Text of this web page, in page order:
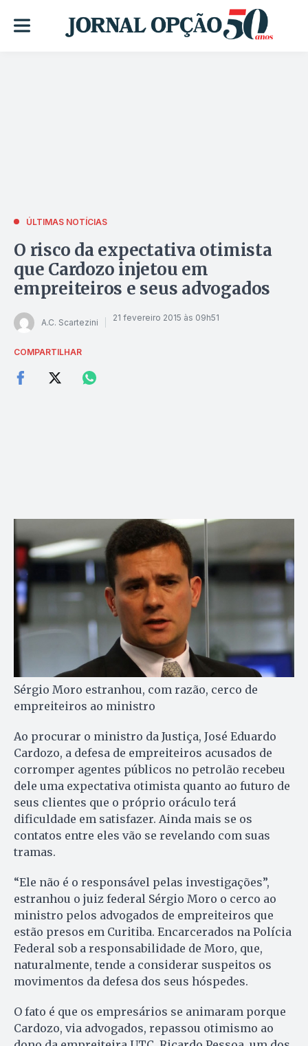
ÚLTIMAS NOTÍCIAS
O risco da expectativa otimista
que Cardozo injetou em
empreiteiros e seus advogados
A.C. Scartezini 21 fevereiro 2015 às 09h51
COMPARTILHAR
Sérgio Moro estranhou, com razão, cerco de
empreiteiros ao ministro
Ao procurar o ministro da Justiça, José Eduardo
Cardozo, a defesa de empreiteiros acusados de
corromper agentes públicos no petrolão recebeu
dele uma expectativa otimista quanto ao futuro de
seus clientes que o próprio oráculo terá
dificuldade em satisfazer. Ainda mais se os
contatos entre eles vão se revelando com suas
tramas.
“Ele não é o responsável pelas investigações”,
estranhou o juiz federal Sérgio Moro o cerco ao
ministro pelos advogados de empreiteiros que
estão presos em Curitiba. Encarcerados na Polícia
Federal sob a responsabilidade de Moro, que,
naturalmente, tende a considerar suspeitos os
movimentos da defesa dos seus hóspedes.
O fato é que os empresários se animaram porque
Cardozo, via advogados, repassou otimismo ao